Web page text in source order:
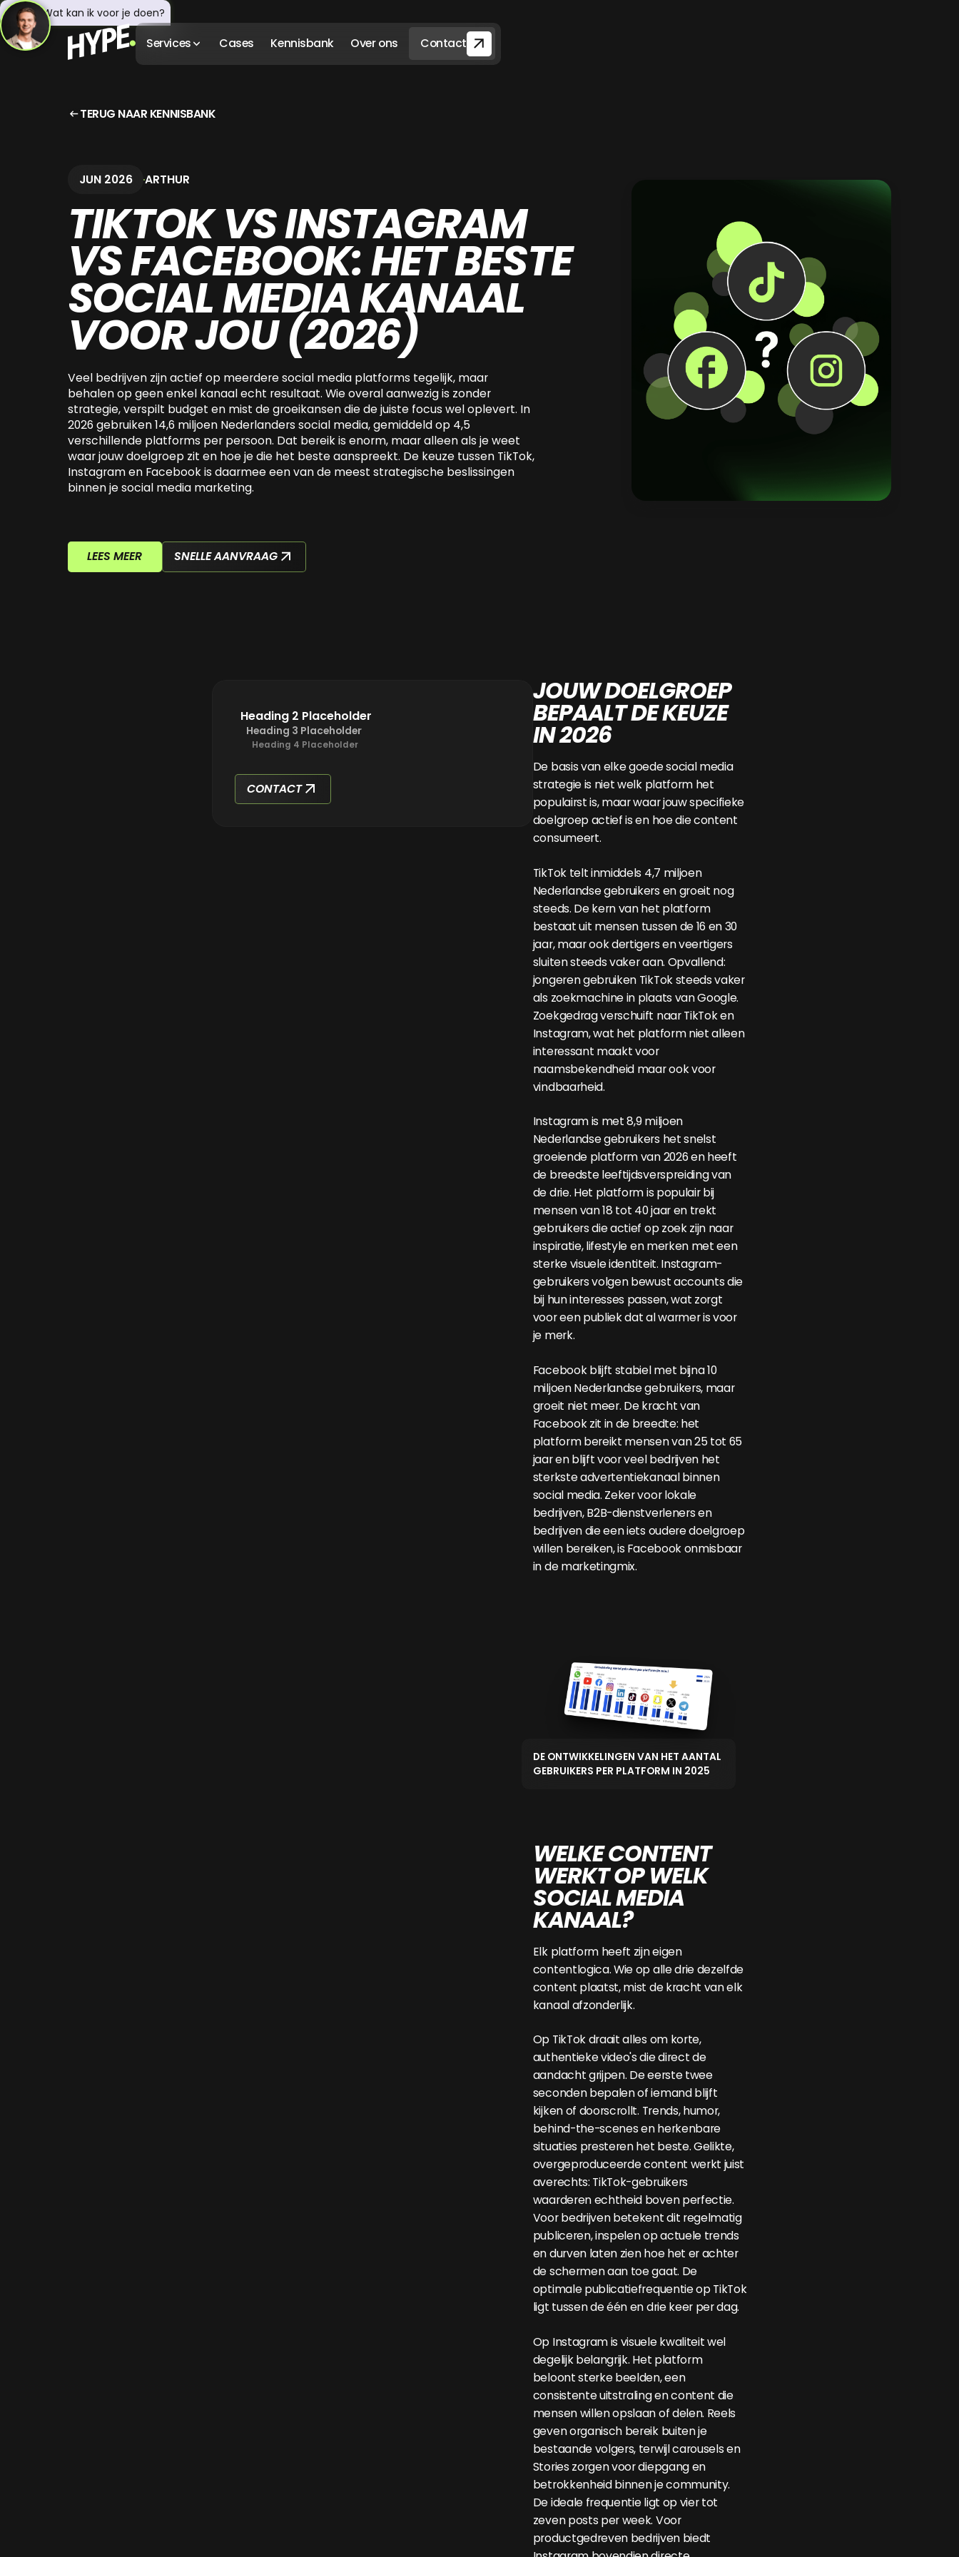
Hey! 👋 Wat kan ik voor je doen?
Services Cases Kennisbank Over ons Contact
TERUG NAAR KENNISBANK
JUN 2026 ARTHUR
TIKTOK VS INSTAGRAM
VS FACEBOOK: HET BESTE
SOCIAL MEDIA KANAAL
VOOR JOU (2026)
Veel bedrijven zijn actief op meerdere social media platforms tegelijk, maar
behalen op geen enkel kanaal echt resultaat. Wie overal aanwezig is zonder
strategie, verspilt budget en mist de groeikansen die de juiste focus wel oplevert. In
2026 gebruiken 14,6 miljoen Nederlanders social media, gemiddeld op 4,5
verschillende platforms per persoon. Dat bereik is enorm, maar alleen als je weet
waar jouw doelgroep zit en hoe je die het beste aanspreekt. De keuze tussen TikTok,
Instagram en Facebook is daarmee een van de meest strategische beslissingen
binnen je social media marketing.
LEES MEER SNELLE AANVRAAG
Heading 2 Placeholder
Heading 3 Placeholder
Heading 4 Placeholder
CONTACT
JOUW DOELGROEP
BEPAALT DE KEUZE
IN 2026
De basis van elke goede social media
strategie is niet welk platform het
populairst is, maar waar jouw specifieke
doelgroep actief is en hoe die content
consumeert.
TikTok telt inmiddels 4,7 miljoen
Nederlandse gebruikers en groeit nog
steeds. De kern van het platform
bestaat uit mensen tussen de 16 en 30
jaar, maar ook dertigers en veertigers
sluiten steeds vaker aan. Opvallend:
jongeren gebruiken TikTok steeds vaker
als zoekmachine in plaats van Google.
Zoekgedrag verschuift naar TikTok en
Instagram, wat het platform niet alleen
interessant maakt voor
naamsbekendheid maar ook voor
vindbaarheid.
Instagram is met 8,9 miljoen
Nederlandse gebruikers het snelst
groeiende platform van 2026 en heeft
de breedste leeftijdsverspreiding van
de drie. Het platform is populair bij
mensen van 18 tot 40 jaar en trekt
gebruikers die actief op zoek zijn naar
inspiratie, lifestyle en merken met een
sterke visuele identiteit. Instagram-
gebruikers volgen bewust accounts die
bij hun interesses passen, wat zorgt
voor een publiek dat al warmer is voor
je merk.
Facebook blijft stabiel met bijna 10
miljoen Nederlandse gebruikers, maar
groeit niet meer. De kracht van
Facebook zit in de breedte: het
platform bereikt mensen van 25 tot 65
jaar en blijft voor veel bedrijven het
sterkste advertentiekanaal binnen
social media. Zeker voor lokale
bedrijven, B2B-dienstverleners en
bedrijven die een iets oudere doelgroep
willen bereiken, is Facebook onmisbaar
in de marketingmix.
DE ONTWIKKELINGEN VAN HET AANTAL
GEBRUIKERS PER PLATFORM IN 2025
WELKE CONTENT
WERKT OP WELK
SOCIAL MEDIA
KANAAL?
Elk platform heeft zijn eigen
contentlogica. Wie op alle drie dezelfde
content plaatst, mist de kracht van elk
kanaal afzonderlijk.
Op TikTok draait alles om korte,
authentieke video's die direct de
aandacht grijpen. De eerste twee
seconden bepalen of iemand blijft
kijken of doorscrollt. Trends, humor,
behind-the-scenes en herkenbare
situaties presteren het beste. Gelikte,
overgeproduceerde content werkt juist
averechts: TikTok-gebruikers
waarderen echtheid boven perfectie.
Voor bedrijven betekent dit regelmatig
publiceren, inspelen op actuele trends
en durven laten zien hoe het er achter
de schermen aan toe gaat. De
optimale publicatiefrequentie op TikTok
ligt tussen de één en drie keer per dag.
Op Instagram is visuele kwaliteit wel
degelijk belangrijk. Het platform
beloont sterke beelden, een
consistente uitstraling en content die
mensen willen opslaan of delen. Reels
geven organisch bereik buiten je
bestaande volgers, terwijl carousels en
Stories zorgen voor diepgang en
betrokkenheid binnen je community.
De ideale frequentie ligt op vier tot
zeven posts per week. Voor
productgedreven bedrijven biedt